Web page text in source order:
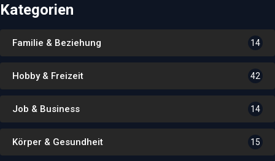
Kategorien
Familie & Beziehung 14
Hobby & Freizeit 42
Job & Business 14
Körper & Gesundheit 15